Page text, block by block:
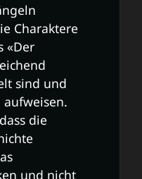
Charaktere
«Der
sind und
aufweisen.
die
und nicht